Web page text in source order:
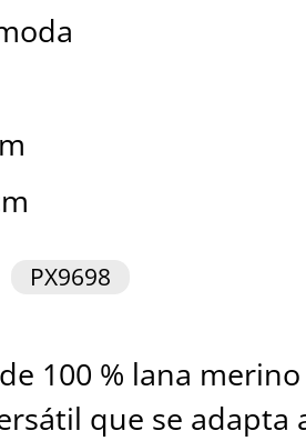
PX9698
100 % lana
que se adapta